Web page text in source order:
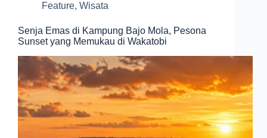
Feature, Wisata
Senja Emas di Kampung Bajo Mola, Pesona
Sunset yang Memukau di Wakatobi